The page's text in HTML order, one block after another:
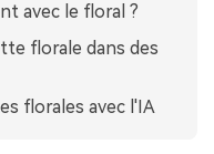
avec le floral ?
florale dans des
florales avec l'IA